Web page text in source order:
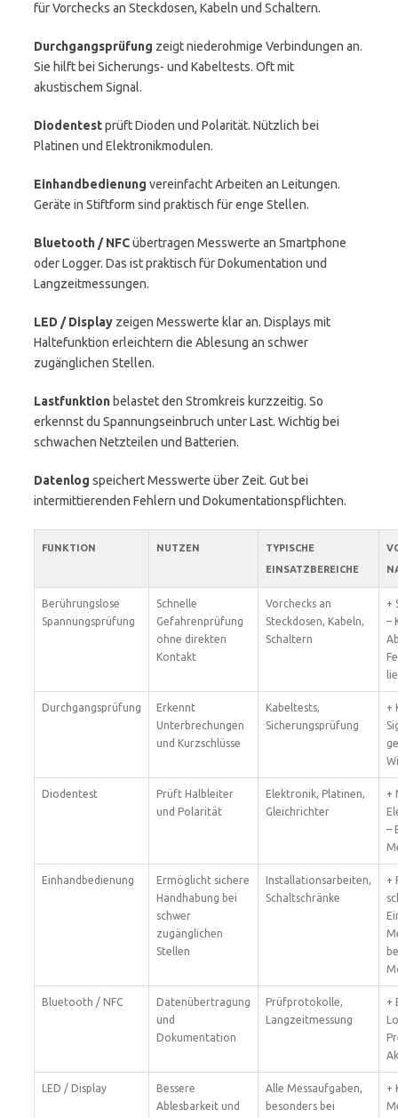
für Vorchecks an Steckdosen, Kabeln und Schaltern.
Durchgangsprüfung zeigt niederohmige Verbindungen an.
Sie hilft bei Sicherungs- und Kabeltests. Oft mit
akustischem Signal.
Diodentestprüft Dioden und Polarität. Nützlich bei
Platinen und Elektronikmodulen.
Einhandbedienung vereinfacht Arbeiten an Leitungen.
Geräte in Stiftform sind praktisch für enge Stellen.
Bluetooth / NFCübertragen Messwerte an Smartphone
oder Logger. Das ist praktisch für Dokumentation und
Langzeitmessungen.
LED / Display zeigen Messwerte klar an. Displays mit
Haltefunktion erleichtern die Ablesung an schwer
zugänglichen Stellen.
Lastfunktion belastet den Stromkreis kurzzeitig. So
erkennst du Spannungseinbruch unter Last. Wichtig bei
schwachen Netzteilen und Batterien.
Datenlog speichert Messwerte über Zeit. Gut bei
intermittierenden Fehlern und Dokumentationspflichten.
FUNKTION NUTZEN
TYPISCHE
EINSATZBEREICHE
Berührungslose
Spannungsprüfung
Schnelle
Gefahrenprüfung
ohne direkten
Kontakt
Vorchecks an
Steckdosen, Kabeln,
Schaltern
+
–
Durchgangsprüfung
Erkennt
Unterbrechungen
und Kurzschlüsse
Kabeltests,
Sicherungsprüfung
+
Diodentest
Prüft Halbleiter
und Polarität
Elektronik, Platinen,
Gleichrichter
+
–
Einhandbedienung
Ermöglicht sichere
Handhabung bei
schwer
zugänglichen
Stellen
Installationsarbeiten,
Schaltschränke
+
Bluetooth / NFC
Datenübertragung
und
Dokumentation
Prüfprotokolle,
Langzeitmessung
+
LED / Display
Bessere
Ablesbarkeit und
Alle Messaufgaben,
besonders bei
+